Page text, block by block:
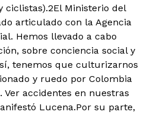
ciclistas).2El Ministerio del
articulado con la Agencia
Hemos llevado a cabo
sobre conciencia social y
tenemos que culturizarnos
y ruedo por Colombia
accidentes en nuestras
Lucena.Por su parte,